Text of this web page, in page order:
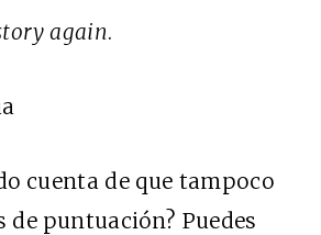
again.
cuenta de que tampoco
puntuación? Puedes